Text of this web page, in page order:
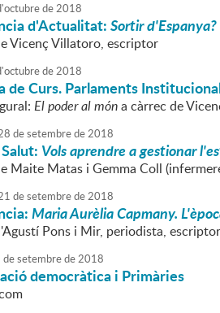
octubrede2018
d'Actualitat:Sortir d'Espanya?
Vicenç Villatoro, escriptor
octubrede2018
de Curs. Parlaments
El poder al móna càrrec de
desetembrede2018
Vols aprendre a gestionar
Maite Matas i Gemma Coll
desetembrede2018
Maria Aurèlia Capmany.
Pons i Mir, periodista,
desetembrede2018
democràtica i Primàries